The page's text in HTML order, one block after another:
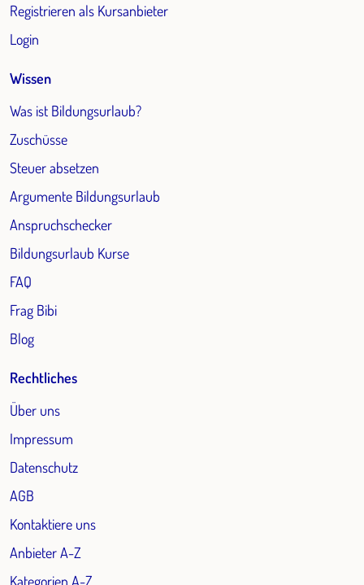
Registrieren als Kursanbieter
Login
Wissen
Was ist Bildungsurlaub?
Zuschüsse
Steuer absetzen
Argumente Bildungsurlaub
Anspruchschecker
Bildungsurlaub Kurse
FAQ
Frag Bibi
Blog
Rechtliches
Über uns
Impressum
Datenschutz
AGB
Kontaktiere uns
Anbieter A-Z
Kategorien A-Z